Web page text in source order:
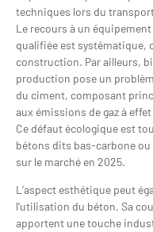
techniques lors du
Le recours à un
qualifiée est systématique,
construction. Par ailleurs,
production pose un
du ciment, composant
aux émissions de gaz à
Ce défaut écologique est
bétons dits bas-carbone ou
sur le marché en 2025.
L’aspect esthétique peut
l’utilisation du béton. Sa
apportent une touche